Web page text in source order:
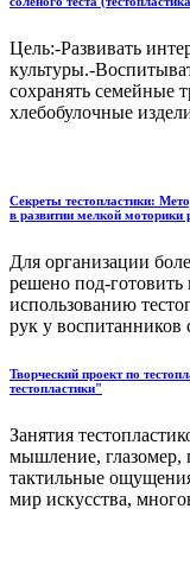
Цель:-Развивать
культуры.-
сохранять семейные
хлебобулочные
Секреты тестопластики:
в развитии мелкой моторики
Для организации
решено под-готовить
использованию
рук у воспитанников
Творческий проект по
тестопластики"
Занятия
мышление, глазомер,
тактильные
мир искусства,